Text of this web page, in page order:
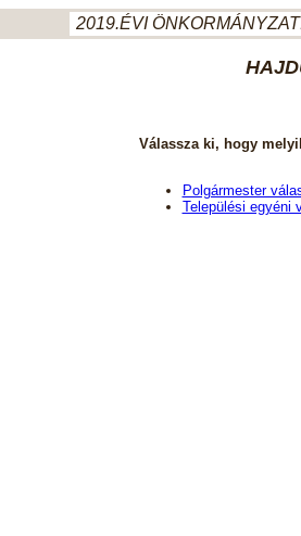
2019.ÉVI
Válassza ki, hogy
Polgármester
Települési egyéni